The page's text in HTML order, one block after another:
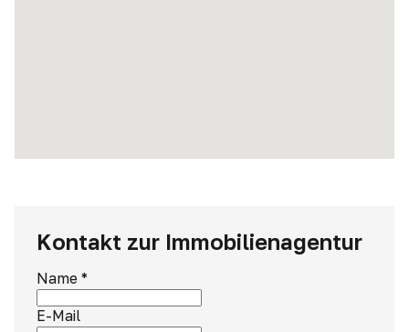
Kontakt zur Immobilienagentur
Name *
E-Mail